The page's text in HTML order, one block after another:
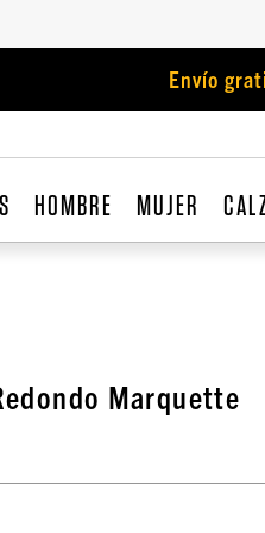
Envío
HOMBRE MUJER
Marquette